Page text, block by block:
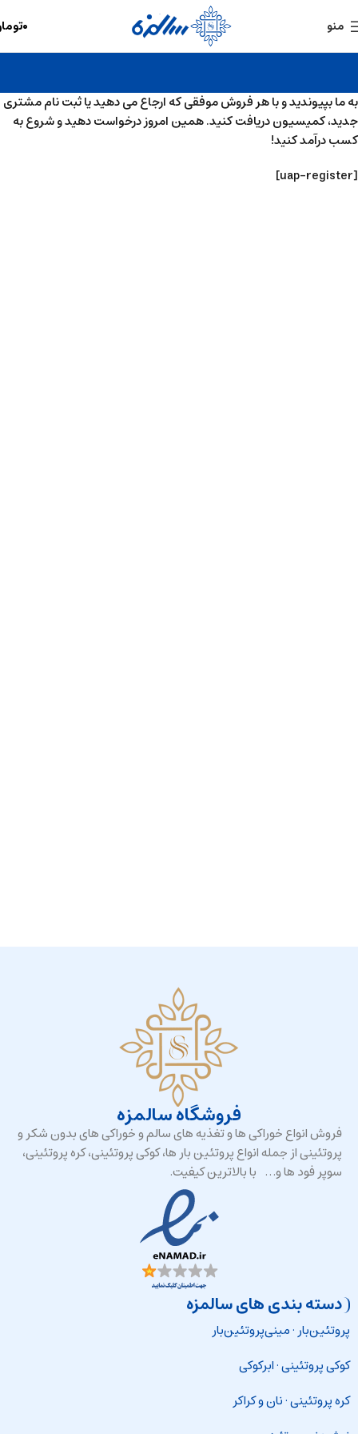
منو ۰
به ما بپیوندید و با هر فروش موفقی که ارجاع می دهید یا ثبت نام مشتری
جدید، کمیسیون دریافت کنید. همین امروز درخواست دهید و شروع به
کسب درآمد کنید!
[uap-register]
فروشگاه سالمزه
فروش انواع خوراکی ها و تغذیه های سالم و خوراکی های بدون شکر و
پروتئینی از جمله انواع پروتئین بار ها، کوکی پروتئینی، کره پروتئینی،
سوپر فود ها و… با بالاترین کیفیت.
دسته بندی های سالمزه
پروتئین‌بار·مینی‌پروتئین‌بار
کوکی پروتئینی·ابرکوکی
کره پروتئینی·نان و کراکر